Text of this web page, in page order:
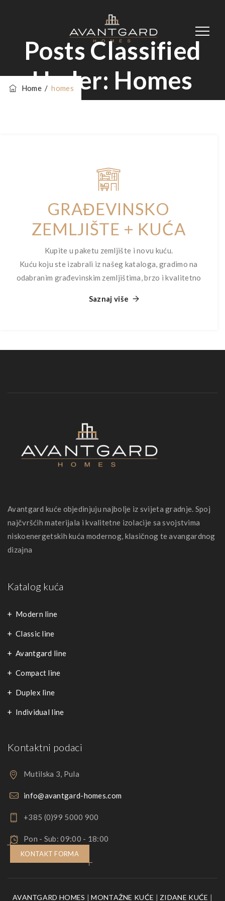
Posts Classified
Under: Homes
Home/homes
GRAĐEVINSKO
ZEMLJIŠTE + KUĆA
Kupite u paketu zemljište i novu kuću.
Kuću koju ste izabrali iz našeg kataloga, gradimo na
odabranim građevinskim zemljištima, brzo i kvalitetno
Saznaj više
Avantgard kuće objedinjuju najbolje iz svijeta gradnje. Spoj
najčvršćih materijala i kvalitetne izolacije sa svojstvima
niskoenergetskih kuća modernog, klasičnog te avangardnog
dizajna
Katalog kuća
Modern line
Classic line
Avantgard line
Compact line
Duplex line
Individual line
Kontaktni podaci
Mutilska 3, Pula
info@avantgard-homes.com
+385 (0)99 5000 900
Pon - Sub: 09:00 - 18:00
KONTAKT FORMA
AVANTGARD HOMES |MONTAŽNE KUĆE | ZIDANE KUĆE |